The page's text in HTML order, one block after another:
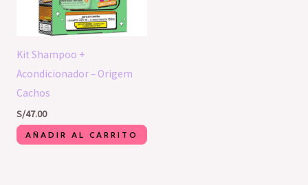
Kit Shampoo +
Acondicionador – Origem
Cachos
S/47.00
AÑADIR AL CARRITO